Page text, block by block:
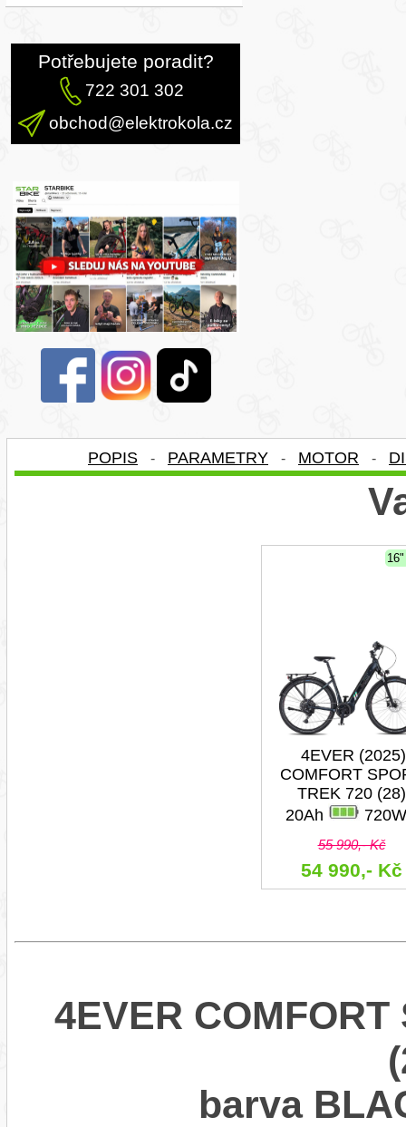
Potřebujete poradit?
722 301 302
obchod@elektrokola.cz
POPIS - PARAMETRY - MOTOR -
4EVER (2025)
COMFORT
TREK 720 (28)
20Ah
55 990,- Kč
54 990,- Kč
4EVER
barva